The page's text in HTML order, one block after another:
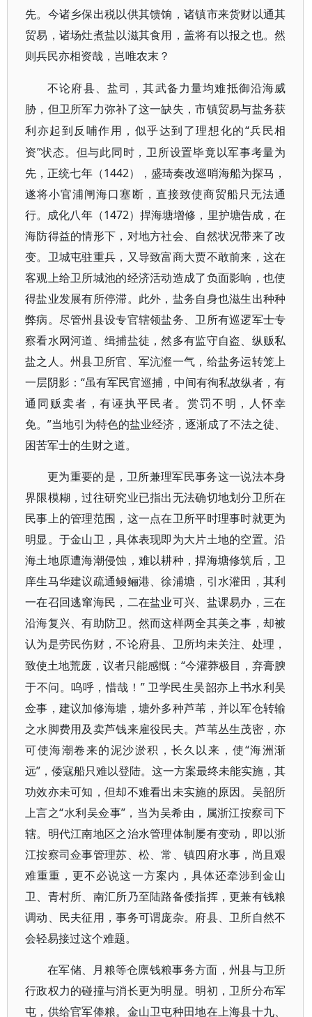
先。今诸乡保出税以供其馈饷，诸镇市来货财以通其
贸易，诸场灶煮盐以滋其食用，盖将有以报之也。然
则兵民亦相资哉，岂唯农末？
不论府县、盐司，其武备力量均难抵御沿海威
胁，但卫所军力弥补了这一缺失，市镇贸易与盐务获
利亦起到反哺作用，似乎达到了理想化的“兵民相
资”状态。但与此同时，卫所设置毕竟以军事考量为
先，正统七年（1442），盛琦奏改巡哨海船为探马，
遂将小官浦闸海口塞断，直接致使商贸船只无法通
行。成化八年（1472）捍海塘增修，里护塘告成，在
海防得益的情形下，对地方社会、自然状况带来了改
变。卫城屯驻重兵，又导致富商大贾不敢前来，这在
客观上给卫所城池的经济活动造成了负面影响，也使
得盐业发展有所停滞。此外，盐务自身也滋生出种种
弊病。尽管州县设专官辖领盐务、卫所有巡逻军士专
察看水网河道、缉捕盐徒，然多有监守自盗、纵贩私
盐之人。州县卫所官、军沆瀣一气，给盐务运转笼上
一层阴影：“虽有军民官巡捕，中间有徇私故纵者，有
通同贩卖者，有诬执平民者。赏罚不明，人怀幸
免。”当地引为特色的盐业经济，逐渐成了不法之徒、
困苦军士的生财之道。
更为重要的是，卫所兼理军民事务这一说法本身
界限模糊，过往研究业已指出无法确切地划分卫所在
民事上的管理范围，这一点在卫所平时理事时就更为
明显。于金山卫，具体表现即为大片土地的空置。沿
海土地原遭海潮侵蚀，难以耕种，捍海塘修筑后，卫
庠生马华建议疏通鳗鲡港、徐浦塘，引水灌田，其利
一在召回逃窜海民，二在盐业可兴、盐课易办，三在
沿海复兴、有助防卫。然而这样两全其美之事，却被
认为是劳民伤财，不论府县、卫所均未关注、处理，
致使土地荒废，议者只能感慨：“今灌莽极目，弃膏腴
于不问。呜呼，惜哉！” 卫学民生吴韶亦上书水利吴
佥事，建议加修海塘，塘外多种芦苇，并以军仓转输
之水脚费用及卖芦钱来雇役民夫。芦苇丛生茂密，亦
可使海潮卷来的泥沙淤积，长久以来，使“海洲渐
远”，倭寇船只难以登陆。这一方案最终未能实施，其
功效亦未可知，但却不难看出未实施的原因。吴韶所
上言之“水利吴佥事”，当为吴希由，属浙江按察司下
辖。明代江南地区之治水管理体制屡有变动，即以浙
江按察司佥事管理苏、松、常、镇四府水事，尚且艰
难重重，更不必说这一方案内，具体还牵涉到金山
卫、青村所、南汇所乃至陆路备倭指挥，更兼有钱粮
调动、民夫征用，事务可谓庞杂。府县、卫所自然不
会轻易接过这个难题。
在军储、月粮等仓廪钱粮事务方面，州县与卫所
行政权力的碰撞与消长更为明显。明初，卫所分布军
屯，供给官军俸粮。金山卫屯种田地在上海县十九、